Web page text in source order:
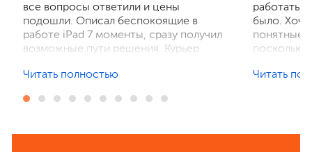
все вопросы ответили и цены
подошли. Описал беспокоящие в
работе iPad 7 моменты, сразу получил
возможные пути решения. Курьер
отзвонились по итогам осмотра,
порадовал, без лишнего ожидания и
рекомендовать всем знакомым.
Читать полностью
работать,
было. Хочу
понятные
поскольку
Читать